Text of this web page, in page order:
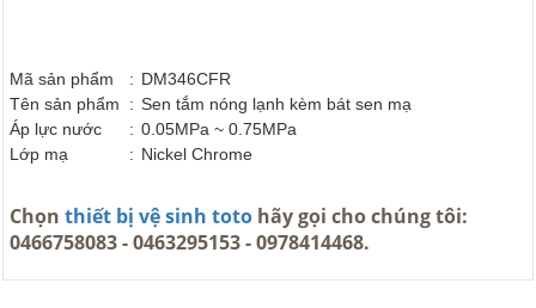
Mã sản phẩm : DM346CFR
Tên sản phẩm
: Sen tắm nóng lạnh kèm bát sen mạ
Áp lực nước
: 0.05MPa ~ 0.75MPa
Lớp mạ
: Nickel Chrome
Chọn thiết bị vệ sinh toto hãy gọi cho chúng tôi:
0466758083 - 0463295153 - 0978414468.